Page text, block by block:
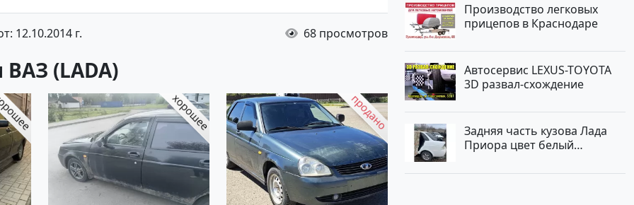
12.10.2014 г. 68 просмотров
(LADA)
Производство легковых
прицепов в Краснодаре
Автосервис LEXUS-TOYOTA
3D развал-схождение
Задняя часть кузова Лада
Приора цвет белый